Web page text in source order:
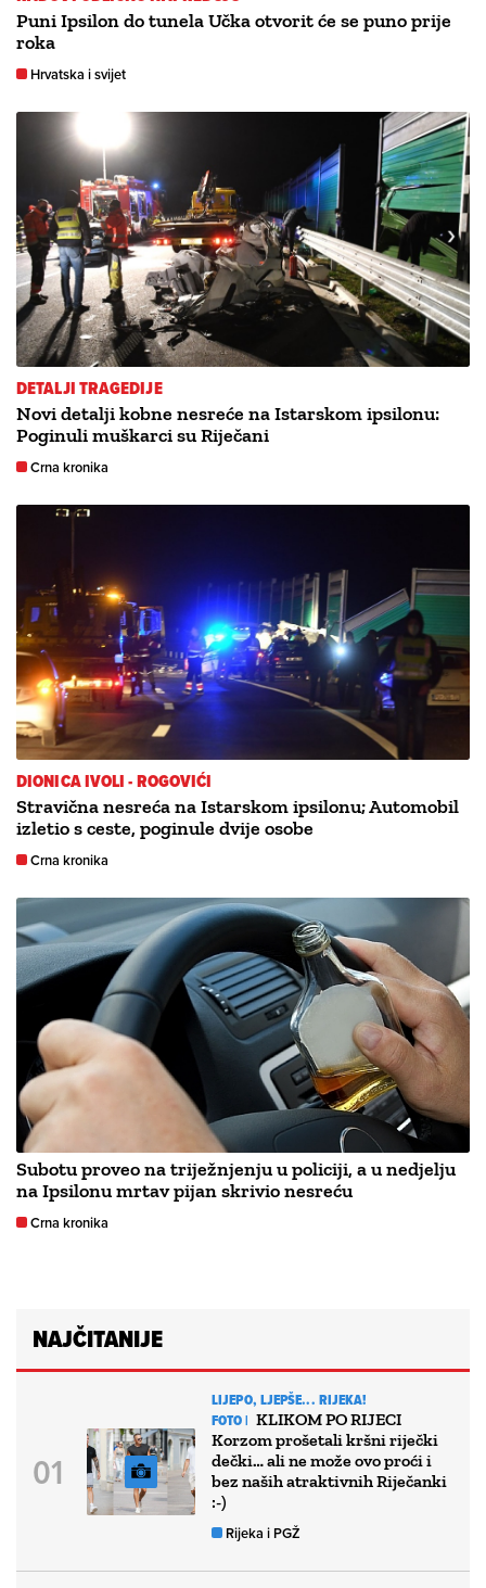
Puni Ipsilon do tunela Učka otvorit će se puno prije
roka
Hrvatska i svijet
DETALJI TRAGEDIJE
Novi detalji kobne nesreće na Istarskom ipsilonu:
Poginuli muškarci su Riječani
Crna kronika
DIONICA IVOLI - ROGOVIĆI
Stravična nesreća na Istarskom ipsilonu; Automobil
izletio s ceste, poginule dvije osobe
Crna kronika
Subotu proveo na triježnjenju u policiji, a u nedjelju
na Ipsilonu mrtav pijan skrivio nesreću
Crna kronika
NAJČITANIJE
LIJEPO, LJEPŠE... RIJEKA!
FOTO | KLIKOM PO RIJECI
Korzom prošetali kršni riječki
dečki… ali ne može ovo proći i
bez naših atraktivnih Riječanki
:-)
Rijeka i PGŽ